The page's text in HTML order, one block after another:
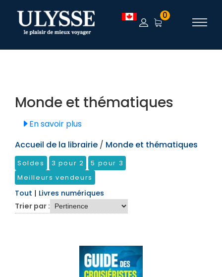
TEST 0
Monde et thématiques
En savoir plus
Accueil de la librairie / Monde et thématiques
Soldes 3 pour 2
5 pour 3
Meilleurs vendeurs
Tout | Livres numériques
Trier par :